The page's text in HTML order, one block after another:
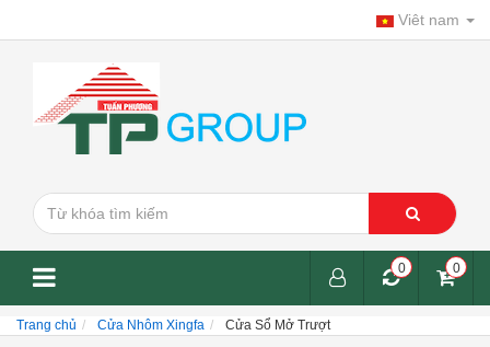
Viêt nam
0
0
Trang chủ Cửa Nhôm Xingfa Cửa Sổ Mở Trượt